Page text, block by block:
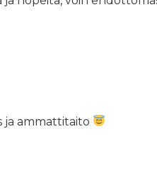
ja ammattitaito